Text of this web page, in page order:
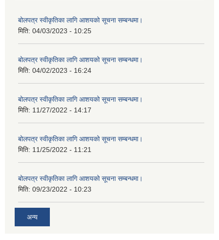
बोलपत्र स्वीकृतिका लागि आशयको सूचना सम्बन्धमा।
मिति: 04/03/2023 - 10:25
बोलपत्र स्वीकृतिका लागि आशयको सूचना सम्बन्धमा।
मिति: 04/02/2023 - 16:24
बोलपत्र स्वीकृतिका लागि आशयको सूचना सम्बन्धमा।
मिति: 11/27/2022 - 14:17
बोलपत्र स्वीकृतिका लागि आशयको सूचना सम्बन्धमा।
मिति: 11/25/2022 - 11:21
बोलपत्र स्वीकृतिका लागि आशयको सूचना सम्बन्धमा।
मिति: 09/23/2022 - 10:23
अन्य